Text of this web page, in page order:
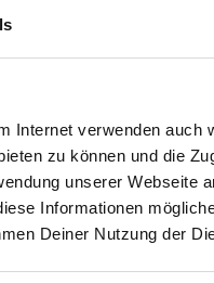
Internet verwenden auch
zu können und die
unserer Webseite
Informationen
Deiner Nutzung der